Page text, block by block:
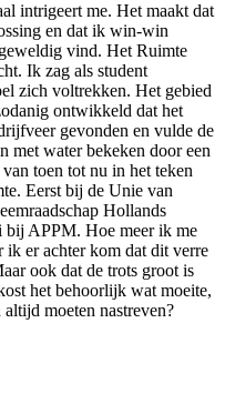
intrigeert me. Het maakt dat
en dat ik win-win
vind. Het Ruimte
Ik zag als student
zich voltrekken. Het gebied
ontwikkeld dat het
gevonden en vulde de
met water bekeken door een
toen tot nu in het teken
Eerst bij de Unie van
Hollands
bij APPM. Hoe meer ik me
ik er achter kom dat dit verre
ook dat de trots groot is
het behoorlijk wat moeite,
moeten nastreven?